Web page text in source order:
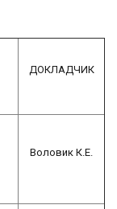
ДОКЛАДЧИК
Воловик К.Е.